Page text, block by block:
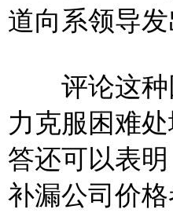
道向 系领导
评论这种回
力克服困难
答还可以表
补漏公司价